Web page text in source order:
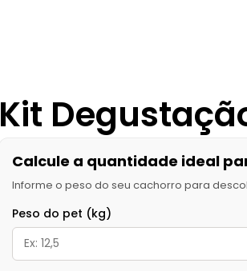
Kit
Calcule a quantidade ideal
Informe o peso do seu cachorro para
Peso do pet (kg)